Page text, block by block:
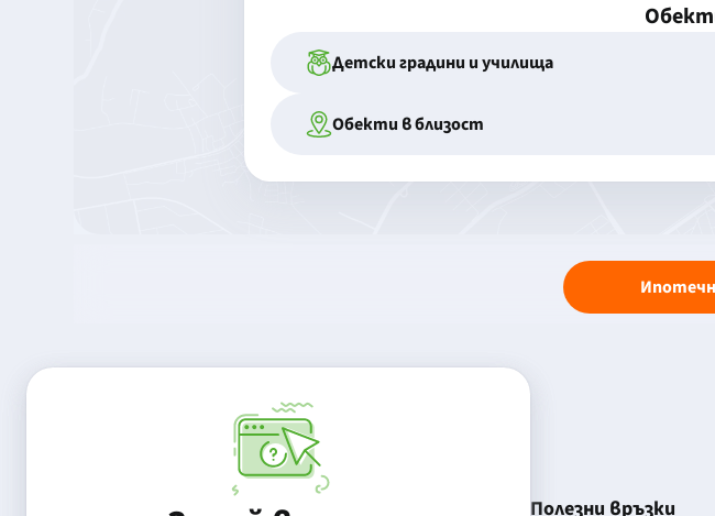
Детски градини и училища
Обекти в близост
Полезни връзки